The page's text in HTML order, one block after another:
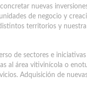
nuevas
de negocio y
territorios y
de sectores e
al área vitivinícola o
Adquisición de